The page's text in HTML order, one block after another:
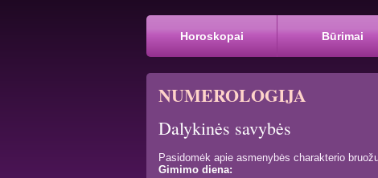
Horoskopai Būrimai
NUMEROLOGIJA
Dalykinės savybės
Pasidomėk apie asmenybės charakterio
Gimimo diena: